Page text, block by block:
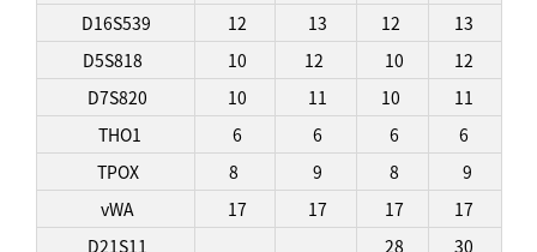
D16S539
12 13 12
13
D5S818
10 12 10
12
D7S820
10 11 10
11
THO1
6 6 6
6
TPOX
8 9 8
9
vWA
17 17 17
17
D21S11
28
30